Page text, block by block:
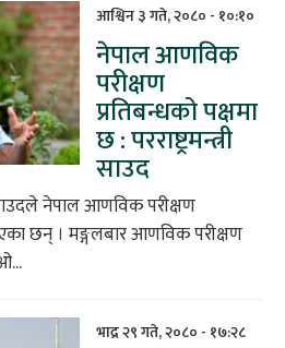
आश्विन ३ गते, २०८० - १०:१०
नेपाल आणविक
परीक्षण
प्रतिबन्धको पक्षमा
छ : परराष्ट्रमन्त्री
साउद
साउदले नेपाल आणविक परीक्षण
छन् । मङ्गलबार आणविक परीक्षण
भाद्र २९ गते, २०८० - १७:२८